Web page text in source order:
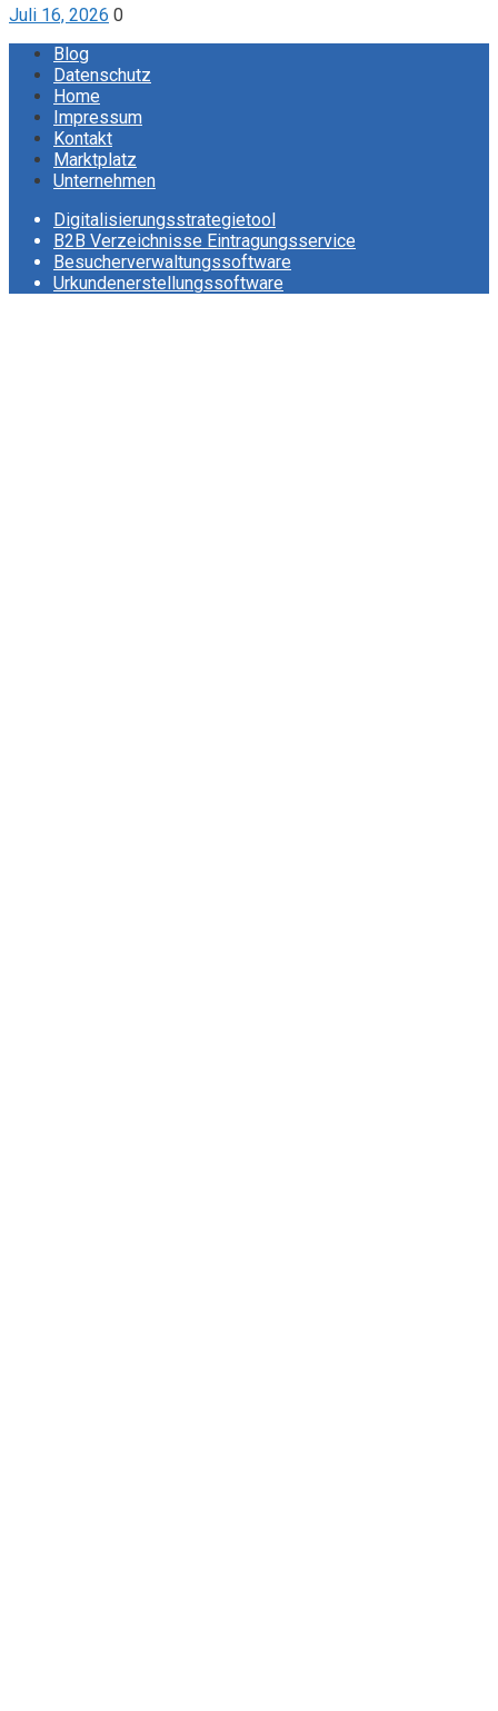
Juli 16, 2026 0
Blog
Datenschutz
Home
Impressum
Kontakt
Marktplatz
Unternehmen
Digitalisierungsstrategietool
B2B Verzeichnisse Eintragungsservice
Besucherverwaltungssoftware
Urkundenerstellungssoftware